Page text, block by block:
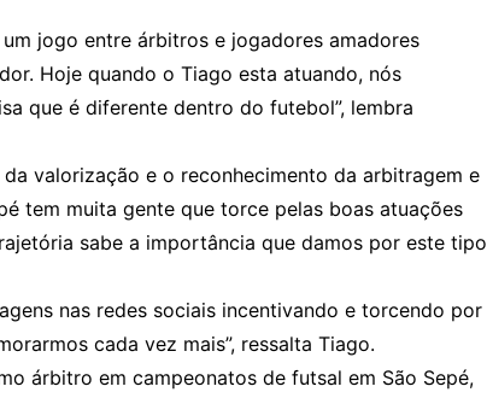
jogo entre árbitros e jogadores amadores
Hoje quando o Tiago esta atuando, nós
que é diferente dentro do futebol”, lembra
valorização e o reconhecimento da arbitragem e
tem muita gente que torce pelas boas atuações
sabe a importância que damos por este tipo
nas redes sociais incentivando e torcendo por
cada vez mais”, ressalta Tiago.
árbitro em campeonatos de futsal em São Sepé,